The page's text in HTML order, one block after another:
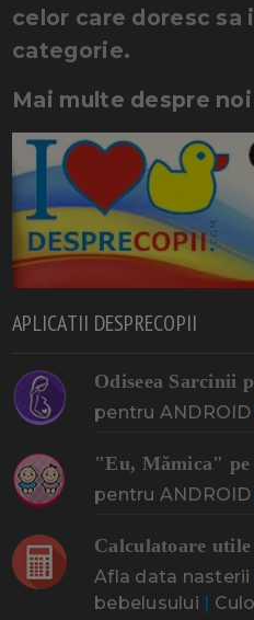
celor care doresc sa
categorie.
Mai multe despre noi
APLICATII DESPRECOPII
Odiseea Sarcinii
pentru ANDROID
"Eu, Mămica" pe
pentru ANDROID
Calculatoare
Afla data nasterii
bebelusului |